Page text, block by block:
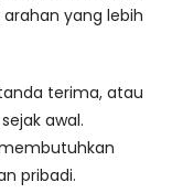
yang lebih
terima, atau
awal.
pribadi.